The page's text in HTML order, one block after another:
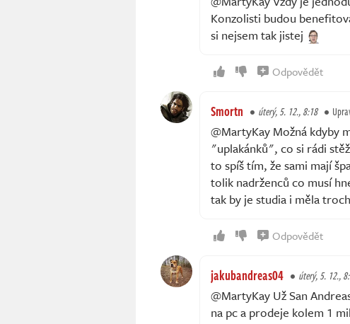
Konzolisti budou
si nejsem tak jistej
Odpovědět
Smortn úterý, 5. 12., 8:18
@MartyKay Možná kdyby
"uplakánků", co si rádi
to spíš tím, že sami mají
tolik nadrženců co musí
tak by je studia i měla
Odpovědět
jakubandreas04 úterý, 5. 12.,
@MartyKay Už San
na pc a prodeje kolem 1